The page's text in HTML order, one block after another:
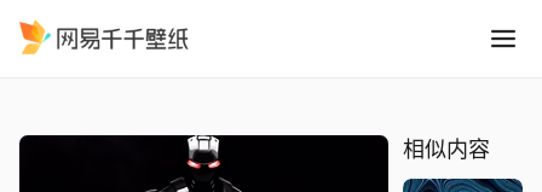
相似内容